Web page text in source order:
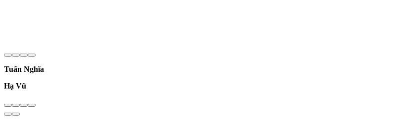
Tuấn Nghĩa
Hạ Vũ